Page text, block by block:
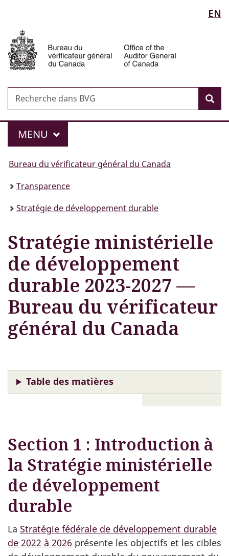
principal
Au
sujet
version
HTML
de
la
langue
EN
Recherche
Recherche
dans
Menu
MAIN
MENU
Vous
êtes
ici :
Bureau du vérificateur général du Canada
Transparence
Stratégie de développement durable
Stratégie ministérielle
de développement
durable 2023-2027 —
Bureau du vérificateur
général du Canada
nouvelle
fenêtre
de
navigateur
Table des matières
Section 1 : Introduction à
la Stratégie ministérielle
de développement
durable
La Stratégie fédérale de développement durable
de 2022 à 2026 présente les objectifs et les cibles